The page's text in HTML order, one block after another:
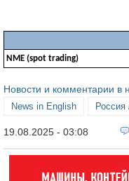
NME (spot trading)
Новости и комментарии в
News in English Россия
19.08.2025 - 03:08